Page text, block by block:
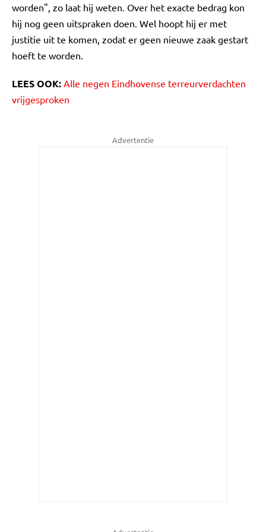
worden", zo laat hij weten. Over het exacte bedrag kon
hij nog geen uitspraken doen. Wel hoopt hij er met
justitie uit te komen, zodat er geen nieuwe zaak gestart
hoeft te worden.
LEES OOK: Alle negen Eindhovense terreurverdachten
vrijgesproken
Advertentie